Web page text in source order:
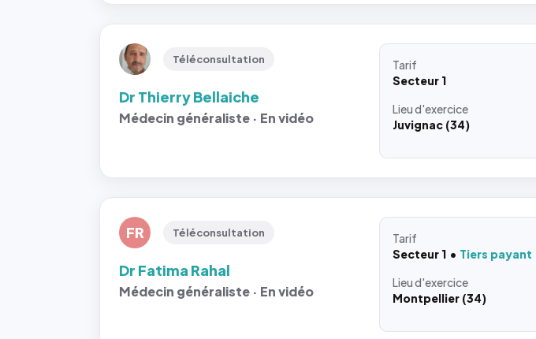
Téléconsultation
Dr Thierry Bellaiche
Médecin généraliste · En vidéo
Tarif
Secteur 1
Lieud'exercice
Juvignac (34)
FR Téléconsultation
Dr Fatima Rahal
Médecin généraliste · En vidéo
Tarif
Secteur 1
Tiers payant
Lieud'exercice
Montpellier (34)